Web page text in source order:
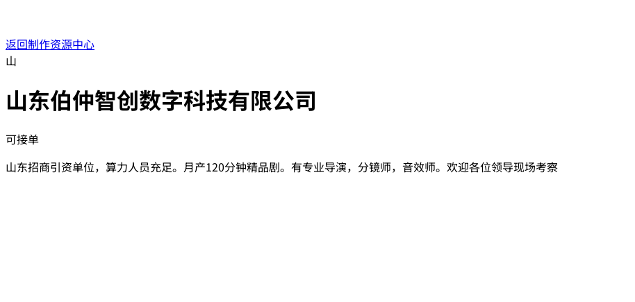
返回制作资源中心
山
山东伯仲智创数字科技有限公司
可接单
山东招商引资单位，算力人员充足。月产120分钟精品剧。有专业导演，分镜师，音效师。欢迎各位领导现场考察